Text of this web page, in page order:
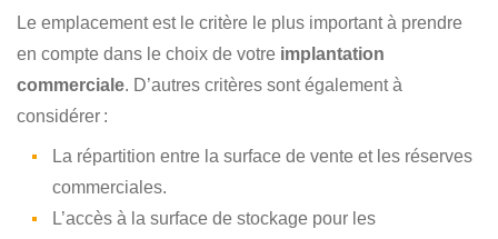
Le emplacement est le critère le plus important à prendre
en compte dans le choix de votre implantation
commerciale. D’autres critères sont également à
considérer :
La répartition entre la surface de vente et les réserves
commerciales.
L’accès à la surface de stockage pour les